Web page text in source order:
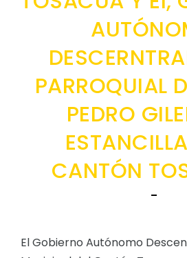
Plan Anual Contratación -
Plan Operativo Anual - POA
Convenios Institucionales
PRESUPUESTO: EJECUCIÓN Y
Cédulas presupuestarias y
Ejecución Presupuestaria
PARROQUIAL
PEDRO
CANTÓN
-
El Gobierno Autónomo